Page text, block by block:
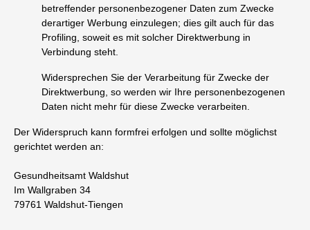
betreffender personenbezogener Daten zum Zwecke
derartiger Werbung einzulegen; dies gilt auch für das
Profiling, soweit es mit solcher Direktwerbung in
Verbindung steht.
Widersprechen Sie der Verarbeitung für Zwecke der
Direktwerbung, so werden wir Ihre personenbezogenen
Daten nicht mehr für diese Zwecke verarbeiten.
Der Widerspruch kann formfrei erfolgen und sollte möglichst
gerichtet werden an:
Gesundheitsamt Waldshut
Im Wallgraben 34
79761 Waldshut-Tiengen